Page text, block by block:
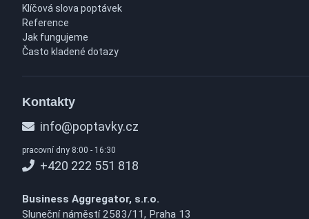
Klíčová slova poptávek
Reference
Jak fungujeme
Často kladené dotazy
Kontakty
info@poptavky.cz
pracovní dny 8:00 - 16:30
+420 222 551 818
Business Aggregator, s.r.o.
Sluneční náměstí 2583/11, Praha 13